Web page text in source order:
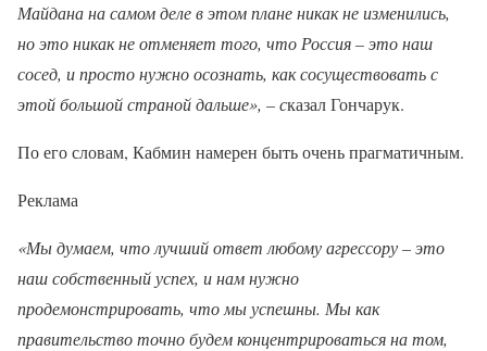
Майдана на самом деле в этом плане никак не изменились,
но это никак не отменяет того, что Россия – это наш
сосед, и просто нужно осознать, как сосуществовать с
этой большой страной дальше», – сказал Гончарук.
По его словам, Кабмин намерен быть очень прагматичным.
Реклама
«Мы думаем, что лучший ответ любому агрессору – это
наш собственный успех, и нам нужно
продемонстрировать, что мы успешны. Мы как
правительство точно будем концентрироваться на том,